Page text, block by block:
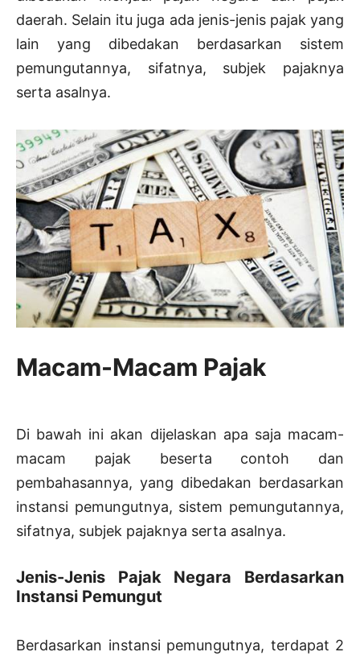
daerah. Selain itu juga ada jenis-jenis pajak yang
lain yang dibedakan berdasarkan sistem
pemungutannya, sifatnya, subjek pajaknya
serta asalnya.
Macam-Macam Pajak
Di bawah ini akan dijelaskan apa saja macam-
macam pajak beserta contoh dan
pembahasannya, yang dibedakan berdasarkan
instansi pemungutnya, sistem pemungutannya,
sifatnya, subjek pajaknya serta asalnya.
Jenis-Jenis Pajak Negara Berdasarkan
Instansi Pemungut
Berdasarkan instansi pemungutnya, terdapat 2